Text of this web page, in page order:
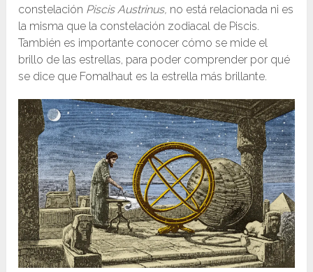
constelación Piscis Austrinus, no está relacionada ni es
la misma que la constelación zodiacal de Piscis.
También es importante conocer cómo se mide el
brillo de las estrellas, para poder comprender por qué
se dice que Fomalhaut es la estrella más brillante.